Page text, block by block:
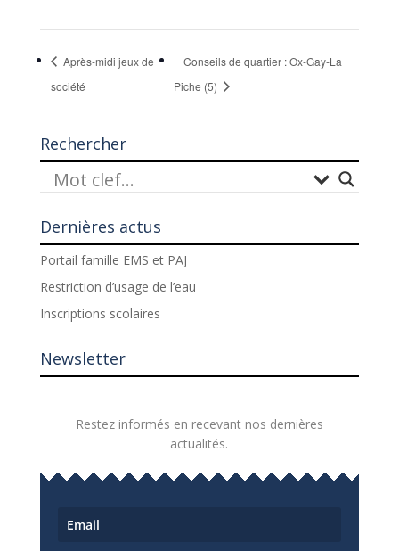
Après-midi jeux de
société
Conseils de quartier : Ox-Gay-La
Piche (5)
Rechercher
Dernières actus
Portail famille EMS et PAJ
Restriction d’usage de l’eau
Inscriptions scolaires
Newsletter
Restez informés en recevant nos dernières
actualités.